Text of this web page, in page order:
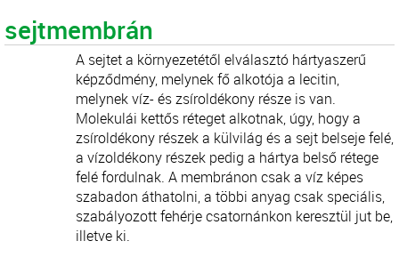
sejtmembrán
A sejtet a környezetétől elválasztó hártyaszerű
képződmény, melynek fő alkotója a lecitin,
melynek víz- és zsíroldékony része is van.
Molekulái kettős réteget alkotnak, úgy, hogy a
zsíroldékony részek a külvilág és a sejt belseje felé,
a vízoldékony részek pedig a hártya belső rétege
felé fordulnak. A membránon csak a víz képes
szabadon áthatolni, a többi anyag csak speciális,
szabályozott fehérje csatornánkon keresztül jut be,
illetve ki.